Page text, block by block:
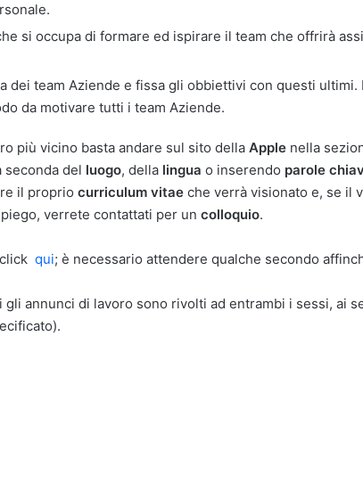
si occupa di formare ed ispirare il team che offrirà
dei team Aziende e fissa gli obbiettivi con questi ultimi.
da motivare tutti i team Aziende.
più vicino basta andare sul sito della Apple nella
del luogo, della lingua o inserendo parole
il proprio curriculum vitae che verrà visionato e, se il
verrete contattati per un colloquio.
qui; è necessario attendere qualche secondo
annunci di lavoro sono rivolti ad entrambi i sessi, ai